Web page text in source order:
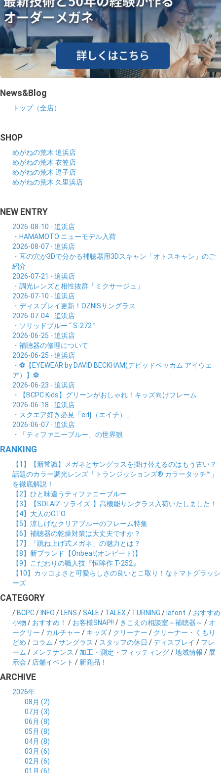
News&Blog
トップ（全店）
SHOP
めがねの荒木 追浜店
めがねの荒木 衣笠店
めがねの荒木 逗子店
めがねの荒木 久里浜店
NEW ENTRY
2026-08-10 - 追浜店
・HAMAMOTO ニューモデル入荷
2026-08-07 - 追浜店
・耳の穴が3Dで分かる補聴器用3Dスキャン「オトスキャン」のご
紹介
2026-07-21 - 追浜店
・調光レンズと相性抜群「ミクサージュ」
2026-07-10 - 追浜店
・ディスプレイ更新！OZNISサングラス
2026-07-04 - 追浜店
・ソリッドブルー “ S-272 ”
2026-06-25 - 追浜店
・補聴器の修理について
2026-06-25 - 追浜店
・⚽【EYEWEAR by DAVID BECKHAM(デビッドベッカム アイウェ
ア）】⚽
2026-06-23 - 追浜店
・【BCPC Kids】グリーンがおしゃれ！キッズ向けフレーム
2026-06-18 - 追浜店
・スクエア好き必見「eit∫（エイチ）」
2026-06-07 - 追浜店
・「ティファニーブルー」の世界観
RANKING
【1】【新常識】メガネとサングラスを掛け替えるのはもう古い？
話題のカラー調光レンズ「トランジッションズ® カラータッチ™」
を徹底解説！
【2】ひと味違うティファニーブルー
【3】【SOLAIZ-ソライズ-】高機能サングラス入荷いたしました！
【4】大人のOTO
【5】涼しげなクリアブルーのフレーム特集
【6】補聴器の乾燥対策は大丈夫ですか？
【7】「跳ね上げ式メガネ」の魅力とは？
【8】新ブランド【Onbeat(オンビート)】
【9】こだわりの職人技『恒眸作 T-252』
【10】カッコよさと可愛らしさの良いとこ取り！なトマトグラッシ
ーズ
CATEGORY
/ BCPC/ INFO / LENS /SALE / TALEX / TURNING / lafont. / おすすめ
小物 / おすすめ！ / お客様SNAP!! / きこえの相談室～補聴器～ / オ
ークリー / カルチャー / キッズ/ クリーナー / クリーナー・くもり
どめ / コラム /サングラス / スタッフの休日 /ディスプレイ / フレ
ーム / メンテナンス / 加工・測定・フィッティング/地域情報 / 展
示会 / 店舗イベント / 新商品！
ARCHIVE
2026年
08月 (2)
07月 (3)
06月 (8)
05月 (8)
04月 (8)
03月 (6)
02月 (6)
01月 (6)